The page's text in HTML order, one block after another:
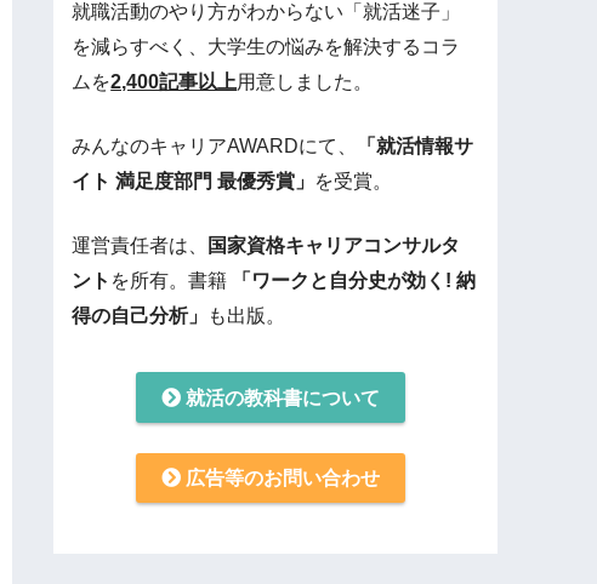
就職活動のやり方がわからない「就活迷子」
を減らすべく、大学生の悩みを解決するコラ
ムを2,400記事以上用意しました。
みんなのキャリアAWARDにて、
「就活情報サ
イト 満足度部門 最優秀賞」 を受賞。
運営責任者は、
国家資格キャリアコンサルタ
ント を所有。書籍 「ワークと自分史が効く! 納
得の自己分析」
も出版。
就活の教科書について
広告等のお問い合わせ